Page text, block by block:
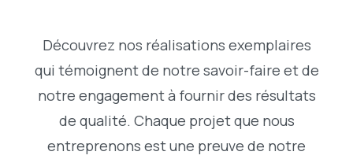
Découvrez nos réalisations exemplaires
qui témoignent de notre savoir-faire et de
notre engagement à fournir des résultats
de qualité. Chaque projet que nous
entreprenons est une preuve de notre